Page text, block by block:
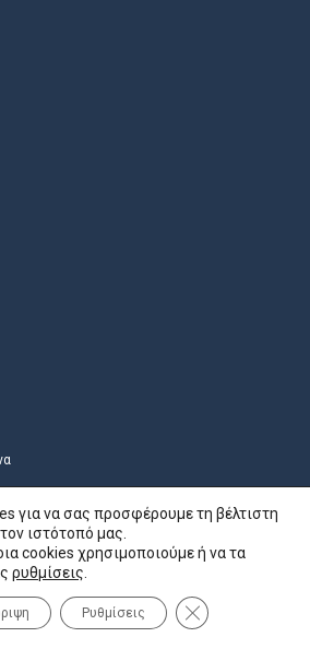
Reserved. Design byCOSMOTE New Site4U
Προσωπικών Δεδομένων
για να σας προσφέρουμε τη βέλτιστη
ιστότοπό μας.
cookies χρησιμοποιούμε ή να τα
ρυθμίσεις
Ρυθμίσεις Κλείσιμο του